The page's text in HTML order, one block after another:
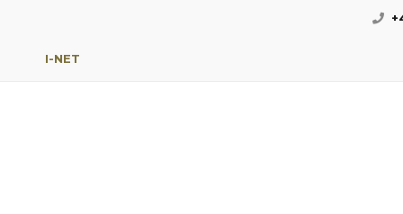
I-NET